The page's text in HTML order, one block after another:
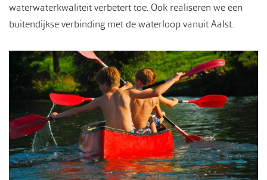
waterwaterkwaliteit verbetert toe. Ook realiseren we een
buitendijkse verbinding met de waterloop vanuit Aalst.